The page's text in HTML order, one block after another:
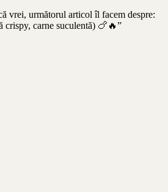
vrei, următorul articol îl facem despre:
crispy, carne suculentă) 🍗🔥”